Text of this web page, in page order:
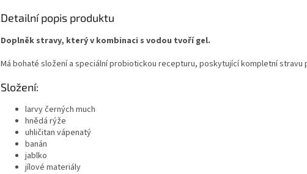
Detailní popis produktu
Doplněk stravy, který v kombinaci s vodou tvoří gel.
Má bohaté složení a speciální probiotickou recepturu, poskytující kompletní stravu
Složení:
larvy černých much
hnědá rýže
uhličitan vápenatý
banán
jablko
jílové materiály